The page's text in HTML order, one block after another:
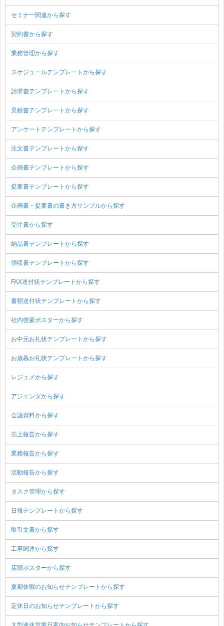
セミナー関連から探す
契約書から探す
業務管理から探す
スケジュールテンプレートから探す
請求書テンプレートから探す
見積書テンプレートから探す
アンケートテンプレートから探す
注文書テンプレートから探す
企画書テンプレートから探す
提案書テンプレートから探す
企画書・提案書の書き方サンプルから探す
受注書から探す
納品書テンプレートから探す
領収書テンプレートから探す
FAX送付状テンプレートから探す
書類送付状テンプレートから探す
社内啓蒙ポスターから探す
お中元お礼状テンプレートから探す
お歳暮お礼状テンプレートから探す
レジュメから探す
アジェンダから探す
会議資料から探す
売上報告から探す
業務報告から探す
活動報告から探す
タスク管理から探す
日報テンプレートから探す
取引文書から探す
工事関連から探す
店頭ポスターから探す
夏期休暇のお知らせテンプレートから探す
定休日のお知らせテンプレートから探す